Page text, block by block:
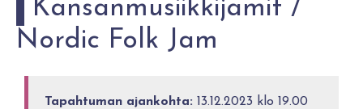
Kansanmusiikkijamit /
Nordic Folk Jam
Tapahtuman ajankohta: 13.12.2023 klo 19.00